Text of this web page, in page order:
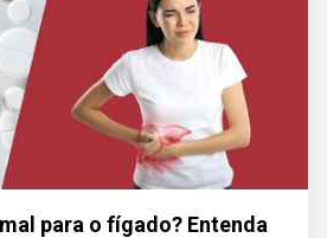
para o fígado? Entenda